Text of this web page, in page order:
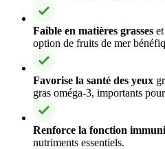
Faible en matières grasses
option de fruits de mer
Favorise la santé des yeux
gras oméga-3, importants
Renforce la fonction
nutriments essentiels.